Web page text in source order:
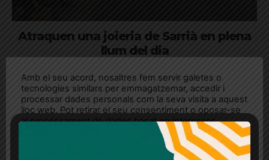
Atraquen una joieria de Sarrià en plena
llum del dia
propietari de l'establiment ha resultat ferit
Amb el seu acord, nosaltres fem servir galetes o
tecnologies similars per emmagatzemar, accedir i
processar dades personals com la seva visita a aquest
lloc web. Pot retirar el seu consentiment o oposar-se
al processament de dades basat en interessos
legítims en qualsevol moment fent clic a "Ajustos de
cookies" o a la nostra Política de privacitat en aquest
lloc web. Si cliques "acceptar" dones el teu